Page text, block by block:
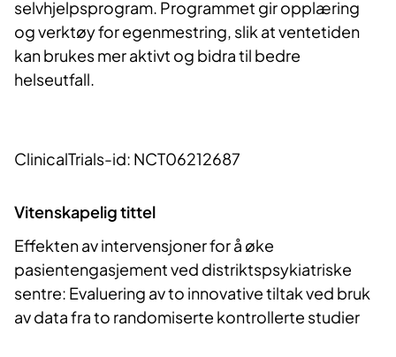
selvhjelpsprogram. Programmet gir opplæring
og verktøy for egenmestring, slik at ventetiden
kan brukes mer aktivt og bidra til bedre
helseutfall.
ClinicalTrials-id: NCT06212687
Vitenskapelig tittel
Effekten av intervensjoner for å øke
pasientengasjement ved distriktspsykiatriske
sentre: Evaluering av to innovative tiltak ved bruk
av data fra to randomiserte kontrollerte studier